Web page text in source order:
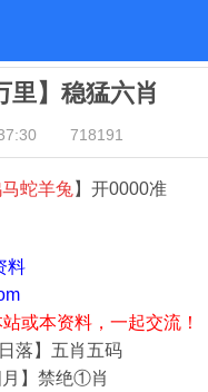
里】稳猛六肖
718191
蛇羊兔 】开0000准
料
或本资料，一起交流！
落】五肖五码
月】禁绝①肖